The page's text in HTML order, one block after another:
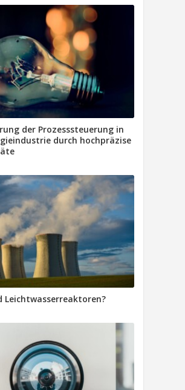
der Prozesssteuerung in
durch hochpräzise
Leichtwasserreaktoren?